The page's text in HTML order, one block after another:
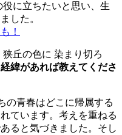
に立ちたいと思い、生
した。
！
狭丘の色に 染まり切ろ
緯があれば教えてくださ
の青春はどこに帰属する
ています。考えを重ねる
ると気づきました。そし